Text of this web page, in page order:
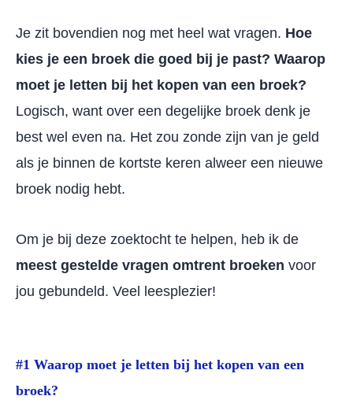
Je zit bovendien nog met heel wat vragen. Hoe
kies je een broek die goed bij je past? Waarop
moet je letten bij het kopen van een broek?
Logisch, want over een degelijke broek denk je
best wel even na. Het zou zonde zijn van je geld
als je binnen de kortste keren alweer een nieuwe
broek nodig hebt.
Om je bij deze zoektocht te helpen, heb ik de
meest gestelde vragen omtrent broeken voor
jou gebundeld. Veel leesplezier!
#1 Waarop moet je letten bij het kopen van een
broek?